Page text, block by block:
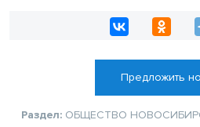
Предложить
Раздел: ОБЩЕСТВО